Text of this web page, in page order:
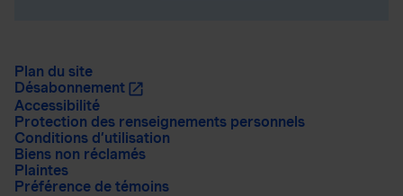
Plan du site
Désabonnement
Accessibilité
Protection des renseignements personnels
Conditions d’utilisation
Biens non réclamés
Plaintes
Préférence de témoins